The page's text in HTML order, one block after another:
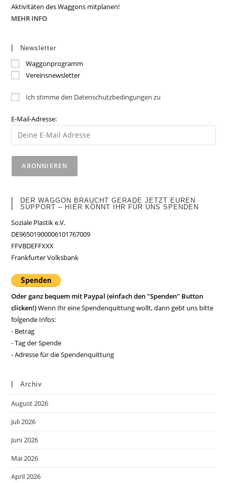
Aktivitäten des Waggons mitplanen!
MEHR INFO
Newsletter
Waggonprogramm
Vereinsnewsletter
Ich stimme den Datenschutzbedingungen zu
E-Mail-Adresse:
DER WAGGON BRAUCHT GERADE JETZT EUREN
SUPPORT – HIER KÖNNT IHR FÜR UNS SPENDEN
Soziale Plastik e.V.
DE96501900006101767009
FFVBDEFFXXX
Frankfurter Volksbank
Oder ganz bequem mit Paypal (einfach den "Spenden" Button
clicken!)Wenn Ihr eine Spendenquittung wollt, dann gebt uns bitte
folgende Infos:
- Betrag
- Tag der Spende
- Adresse für die Spendenquittung
Archiv
August 2026
Juli 2026
Juni 2026
Mai 2026
April 2026